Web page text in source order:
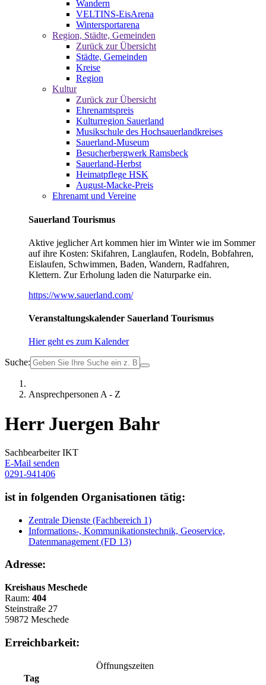
Wandern
VELTINS-EisArena
Wintersportarena
Region, Städte, Gemeinden
Zurück zur Übersicht
Städte, Gemeinden
Kreise
Region
Kultur
Zurück zur Übersicht
Ehrenamtspreis
Kulturregion Sauerland
Musikschule des Hochsauerlandkreises
Sauerland-Museum
Besucherbergwerk Ramsbeck
Sauerland-Herbst
Heimatpflege HSK
August-Macke-Preis
Ehrenamt und Vereine
Sauerland Tourismus
Aktive jeglicher Art kommen hier im Winter wie im Sommer
auf ihre Kosten: Skifahren, Langlaufen, Rodeln, Bobfahren,
Eislaufen, Schwimmen, Baden, Wandern, Radfahren,
Klettern. Zur Erholung laden die Naturparke ein.
https://www.sauerland.com/
Veranstaltungskalender Sauerland Tourismus
Hier geht es zum Kalender
Suche:
Ansprechpersonen A - Z
Herr Juergen Bahr
Sachbearbeiter IKT
E-Mail senden
0291-941406
ist in folgenden Organisationen tätig:
Zentrale Dienste (Fachbereich 1)
Informations-, Kommunikationstechnik, Geoservice,
Datenmanagement (FD 13)
Adresse:
Kreishaus Meschede
Raum: 404
Steinstraße 27
59872 Meschede
Erreichbarkeit:
Öffnungszeiten
Tag